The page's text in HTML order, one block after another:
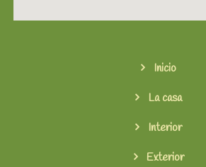
Inicio
La casa
Interior
Exterior